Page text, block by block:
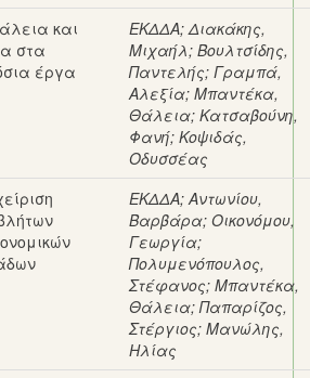
και
στα
έργα
ΕΚΔΔΑ;Διακάκης,
Μιχαήλ; Βουλτσίδης,
Παντελής; Γραμπά,
Αλεξία; Μπαντέκα,
Θάλεια; Κατσαβούνη,
Φανή; Κοψιδάς,
Οδυσσέας
ΕΚΔΔΑ;Αντωνίου,
Βαρβάρα; Οικονόμου,
Γεωργία;
Πολυμενόπουλος,
Στέφανος; Μπαντέκα,
Θάλεια;Παπαρίζος,
Στέργιος; Μανώλης,
Ηλίας